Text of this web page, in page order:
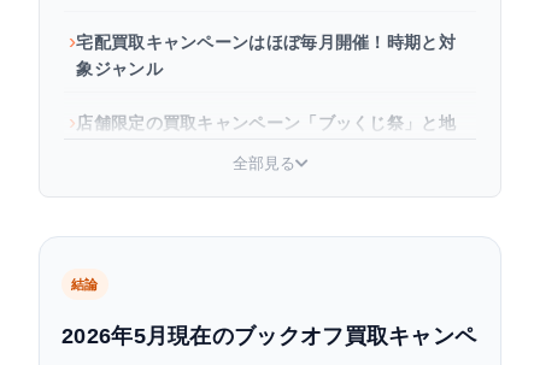
宅配買取キャンペーンはほぼ毎月開催！時期と対
象ジャンル
店舗限定の買取キャンペーン「ブッくじ祭」と地
ブックオフのキャンペーン情報をいち早く入手す
キャンペーン以外でも買取額を上げるコツ
よくある質問
全部見る
結論
2026年5月現在のブックオフ買取キャンペ